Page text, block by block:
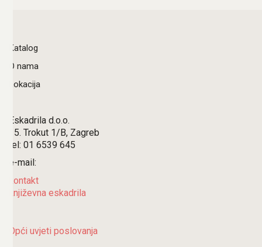
Katalog
O nama
Lokacija
Eskadrila d.o.o.
15. Trokut 1/B, Zagreb
tel: 01 6539 645
e-mail:
kontakt
književna eskadrila
Opći uvjeti poslovanja